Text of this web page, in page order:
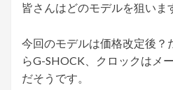
皆さんはどのモデルを狙いま
今回のモデルは価格改定後？
らG-SHOCK、クロックはメ
だそうです。